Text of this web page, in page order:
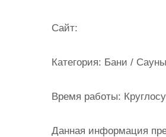
Cайт:
Категория: Бани / Сауны
Время работы:
Данная информация